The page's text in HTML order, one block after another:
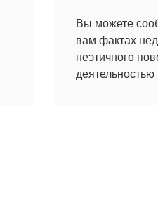
Вы можете
вам фактах
неэтичного